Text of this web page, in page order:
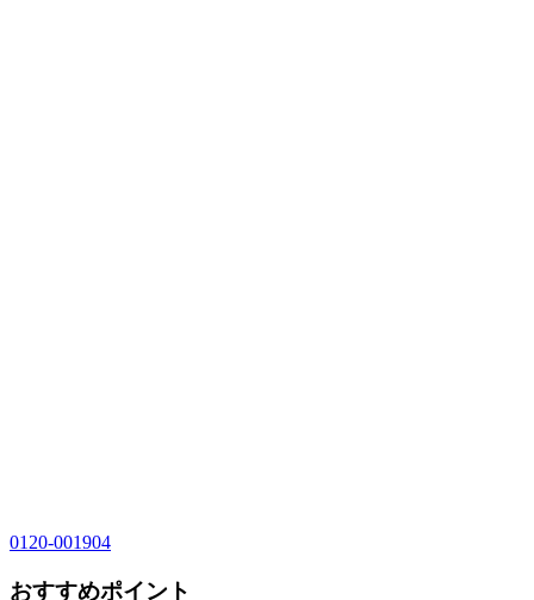
0120-001904
おすすめポイント